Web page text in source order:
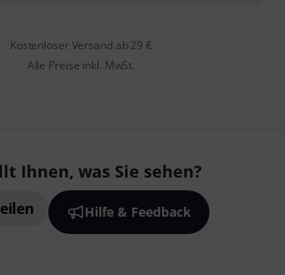
Kostenloser Versand ab 29 €
Alle Preise inkl. MwSt.
Ihnen, was Sie sehen?
Hilfe & Feedback